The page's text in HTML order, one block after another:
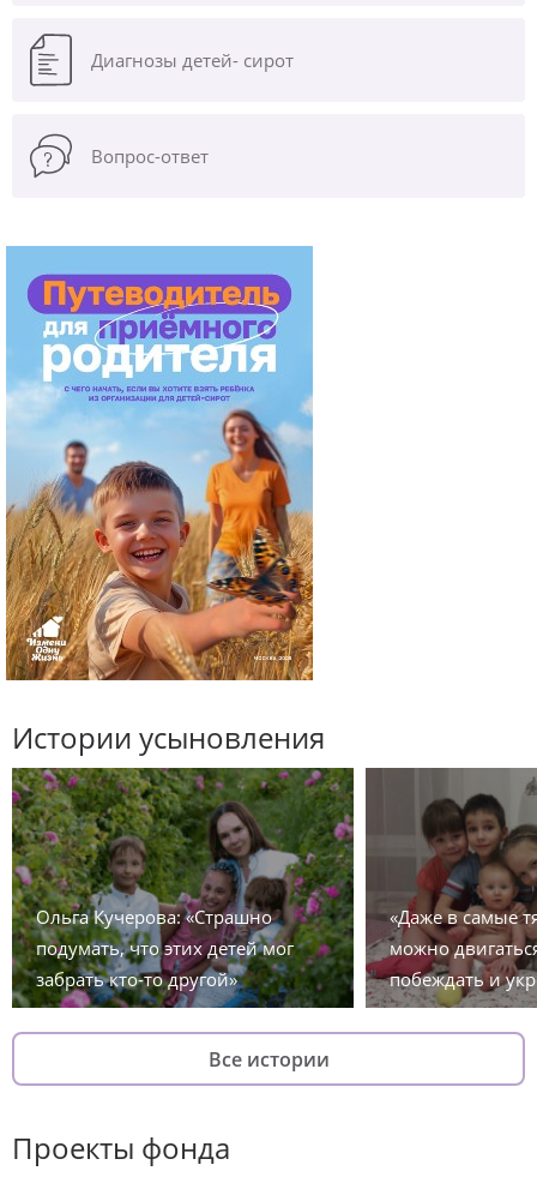
Диагнозы детей- сирот
Вопрос-ответ
Истории усыновления
Ольга Кучерова: «Страшно
подумать, что этих детей мог
забрать кто-то другой»
«Даже в самые
можно
побеждать и
Все истории
Проекты фонда